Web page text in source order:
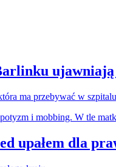
ma przebywać w
upałem dla